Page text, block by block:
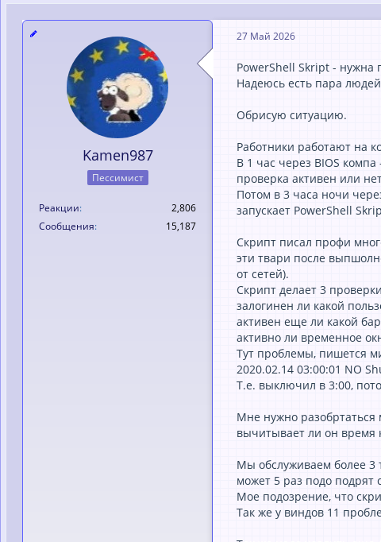
Kamen987
Пессимист
Реакции
2,806
Сообщения
15,187
27 Май 2026
PowerShell Skript - нужна
Надеюсь есть пара
Обрисую ситуацию.
Работники работают на
В 1 час через BIOS
проверка активен или
Потом в 3 часа ночи
запускает PowerShell
Скрипт писал профи
эти твари после
от сетей).
Скрипт делает 3
залогинен ли какой
активен еще ли какой
активно ли временное
Тут проблемы, пишется
2020.02.14 03:00:01 NO
Т.е. выключил в 3:00,
Мне нужно разобртаться
вычитывает ли он время
Мы обслуживаем более 3
может 5 раз подо подрят
Мое подозрение, что
Так же у виндов 11